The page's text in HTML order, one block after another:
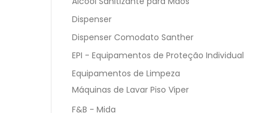
Dispenser
Dispenser Comodato Santher
EPI - Equipamentos de Proteção Individual
Equipamentos de Limpeza
Máquinas de Lavar Piso Viper
F&B - Mida